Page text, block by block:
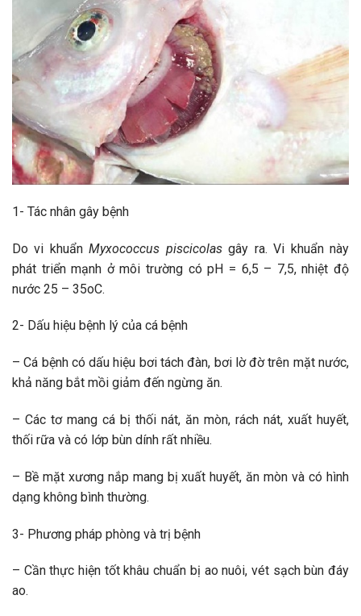
1- Tác nhân gây bệnh
Do vi khuẩnMyxococcus piscicolasgây ra. Vi khuẩn này
phát triển mạnh ở môi trường có pH = 6,5 – 7,5, nhiệt độ
nước 25 – 35oC.
2- Dấu hiệu bệnh lý của cá bệnh
– Cá bệnh có dấu hiệu bơi tách đàn, bơi lờ đờ trên mặt nước,
khả năng bắt mồi giảm đến ngừng ăn.
– Các tơ mang cá bị thối nát, ăn mòn, rách nát, xuất huyết,
thối rữa và có lớp bùn dính rất nhiều.
– Bề mặt xương nắp mang bị xuất huyết, ăn mòn và có hình
dạng không bình thường.
3- Phương pháp phòng và trị bệnh
– Cần thực hiện tốt khâu chuẩn bị ao nuôi, vét sạch bùn đáy
ao.